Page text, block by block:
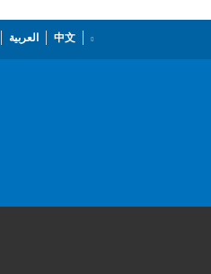
العربية 中文